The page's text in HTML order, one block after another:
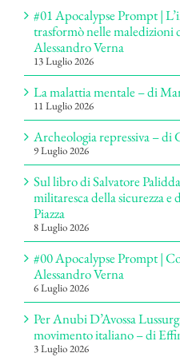
#01 Apocalypse Prompt |
trasformò nelle
Alessandro Verna
13 Luglio 2026
La malattia mentale – di
11 Luglio 2026
Archeologia repressiva – di
9 Luglio 2026
Sul libro di Salvatore
militaresca della sicurezza
Piazza
8 Luglio 2026
#00 Apocalypse Prompt |
Alessandro Verna
6 Luglio 2026
Per Anubi D’Avossa
movimento italiano – di
3 Luglio 2026